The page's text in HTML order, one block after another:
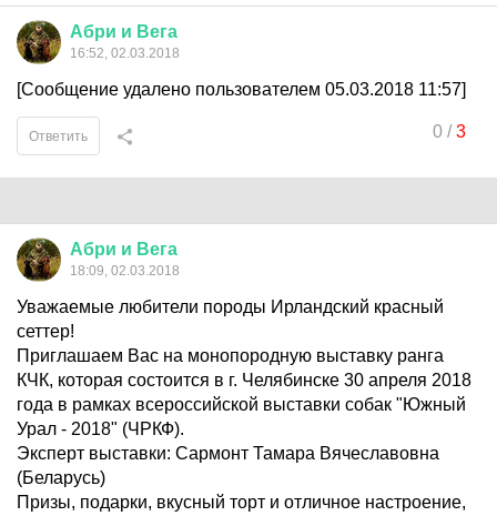
Абри и Вега
16:52, 02.03.2018
[Сообщение удалено пользователем 05.03.2018 11:57]
0/3
Ответить
Абри и Вега
18:09, 02.03.2018
Уважаемые любители породы Ирландский красный
сеттер!
Приглашаем Вас на монопородную выставку ранга
КЧК, которая состоится в г. Челябинске 30 апреля 2018
года в рамках всероссийской выставки собак "Южный
Урал - 2018" (ЧРКФ).
Эксперт выставки: Сармонт Тамара Вячеславовна
(Беларусь)
Призы, подарки, вкусный торт и отличное настроение,